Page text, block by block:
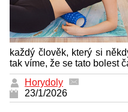
každý člověk, který si
tak víme, že se tato bolest
Horydoly
23/1/2026